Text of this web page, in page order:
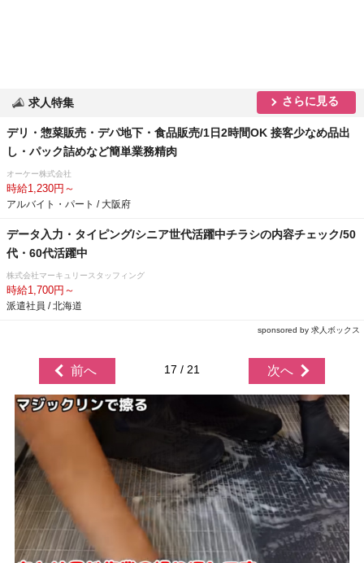
求人特集 さらに見る
デリ・惣菜販売・デパ地下・食品販売/1日2時間OK 接客少なめ品出
し・パック詰めなど簡単業務精肉
オーケー株式会社
時給1,230円～
アルバイト・パート / 大阪府
データ入力・タイピング/シニア世代活躍中チラシの内容チェック/50
代・60代活躍中
株式会社マーキュリースタッフィング
時給1,700円～
派遣社員 / 北海道
sponsored by 求人ボックス
前へ 17 / 21 次へ